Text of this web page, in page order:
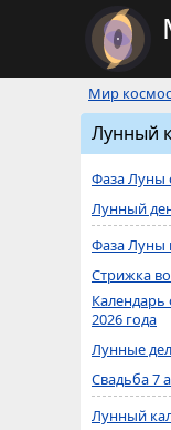
Мир
Лунный
Фаза Луны
Лунный
Фаза Луны
Стрижка
Календарь
2026 года
Лунные
Свадьба 7
Лунный